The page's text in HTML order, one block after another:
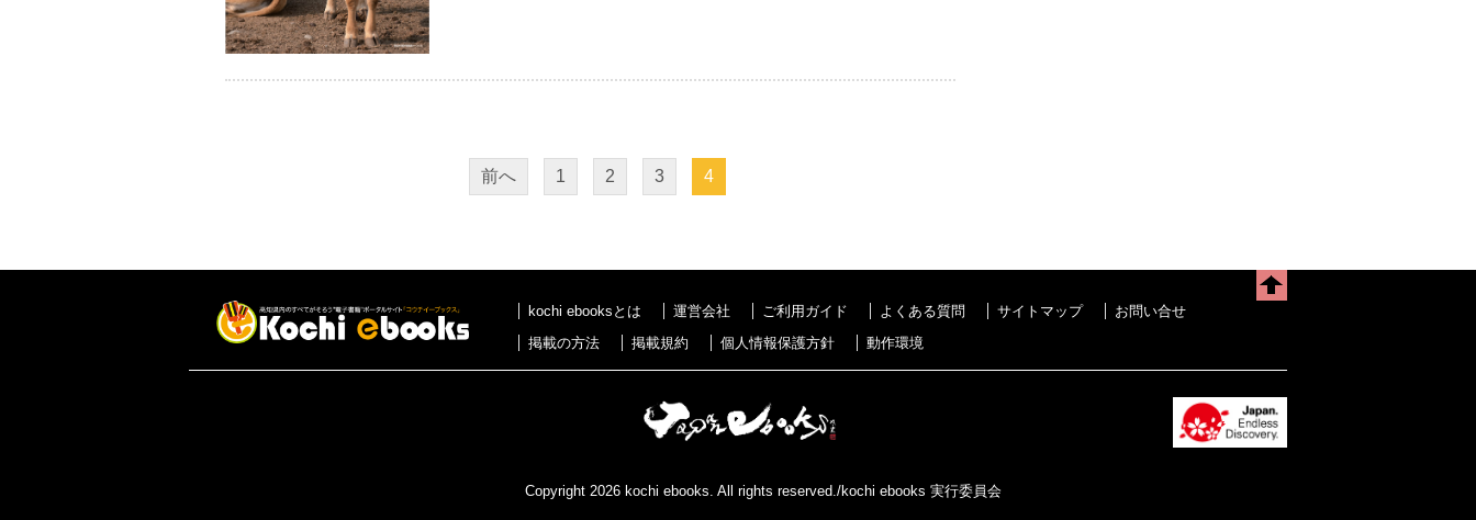
前へ 1 2 3 4
kochi ebooksとは 運営会社 ご利用ガイド よくある質問 サイトマップ
お問い合せ
掲載の方法
掲載規約 個人情報保護方針 動作環境
Copyright 2026 kochi ebooks. All rights reserved./kochi ebooks 実行委員会